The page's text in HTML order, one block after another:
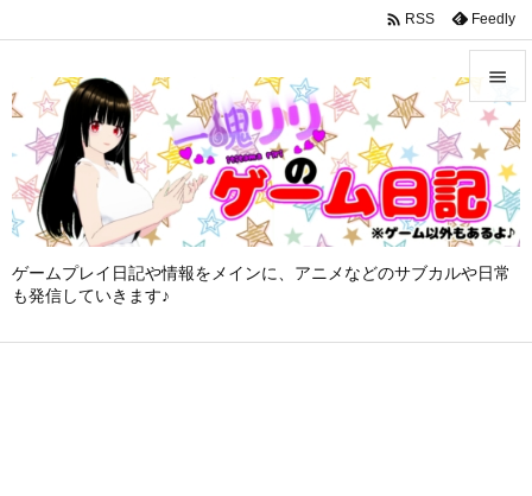
google-site-verification: googleffbc969efee6c755.html
ゲームプレイ日記や情報をメインに、アニメなどのサブカルや日常
も発信していきます♪


メニュ

サイド

前へ
 RSS Feedly